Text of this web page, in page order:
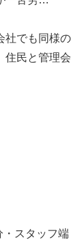
社でも同様の
住民と管理会
スタッフ端